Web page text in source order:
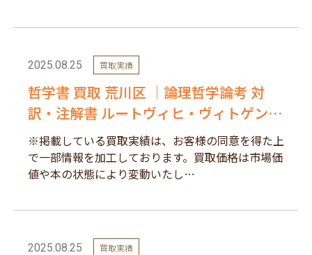
2025.08.25 買取実績
哲学書 買取 荒川区 ｜論理哲学論考 対
訳・注解書 ルートヴィヒ・ヴィトゲン
シュタイン著を高価買取しました。
※掲載している買取実績は、お客様の同意を得た上
で一部情報を加工しております。買取価格は市場価
値や本の状態により変動いたし…
2025.08.25 買取実績